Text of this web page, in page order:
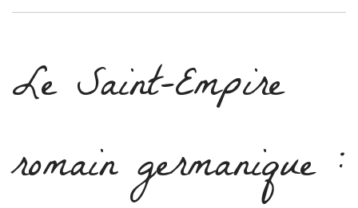
Le Saint-Empire
romain germanique :